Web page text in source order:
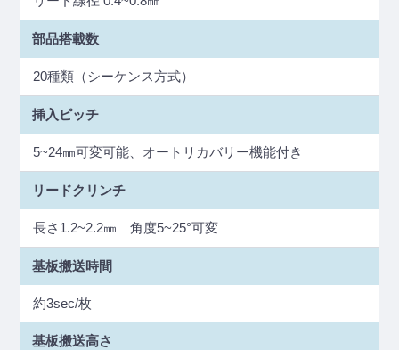
部品搭載数
20種類（シーケンス方式）
挿入ピッチ
5~24㎜可変可能、オートリカバリー機能付き
リードクリンチ
長さ1.2~2.2㎜ 角度5~25°可変
基板搬送時間
約3sec/枚
基板搬送高さ